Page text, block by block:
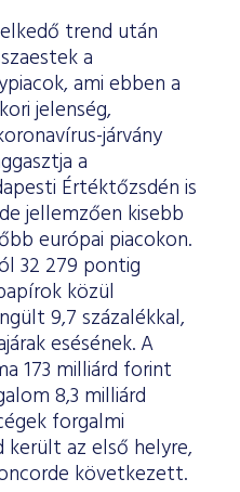
trend után
a
ami ebben a
jelenség,
járvány
a
Értéktőzsdén is
jellemzően kisebb
európai piacokon.
32 279 pontig
közül
9,7 százalékkal,
esésének. A
173 milliárd forint
8,3 milliárd
forgalmi
került az első helyre,
következett.